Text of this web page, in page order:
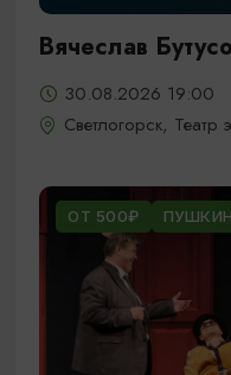
Вячеслав
30.08.2026 19:00
Светлогорск, Театр
ОТ 500₽